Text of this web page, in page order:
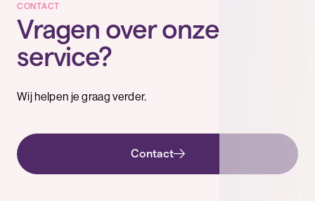
CONTACT
Vragen over onze
service?
Wij helpen je graag verder.
Contact